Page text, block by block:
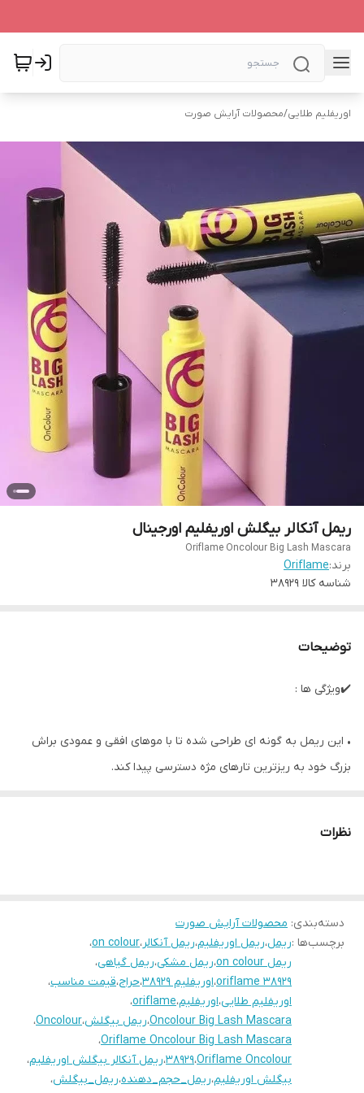
اوریفلیم طلایی/محصولات آرایش صورت
ریمل آنکالر بیگلش اوریفلیم اورجینال
Oriflame Oncolour Big Lash Mascara
برند:Oriflame
شناسه کالا 38929
توضیحات
✔️ویژگی ها :
• اين ریمل به گونه اى طراحى شده تا با موهاى افقى و عمودى براش
بزرگ خود به ريزترين تارهاى مژه دسترسى پيدا كند.
• پركننده مژه ها
• گیاهی
نظرات
دسته‌بندی: محصولات آرایش صورت
برچسب‌ها :ریمل،ریمل اوریفلیم،ریمل آنکالر،on colour،
ریمل on colour
،ریمل مشکی،ریمل گیاهی،
oriflame 38929،اوریفلیم 38929 ،حراج،قیمت مناسب،
اوریفلیم طلایی،اوریفلیم،oriflame،
Oncolour Big Lash Mascara،ریمل بیگلش،Oncolour،
Oriflame Oncolour Big Lash Mascara،
Oriflame Oncolour،38929،ریمل آنکالر بیگلش اوریفلیم،
بیگلش اوریفلیم،ریمل_حجم_دهنده،ریمل_بیگلش،